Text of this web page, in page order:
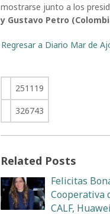
mostrarse junto a los
y Gustavo Petro
Regresar a Diario Mar de
251119
326743
Related Posts
Felicitas
Cooperativa
CALF,